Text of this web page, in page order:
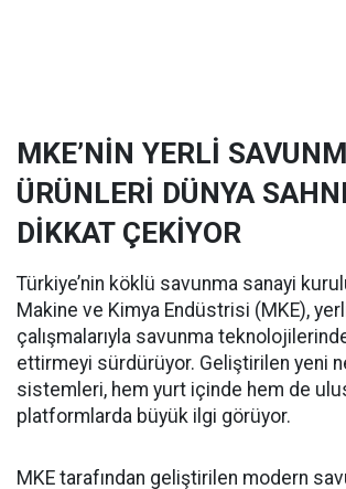
MKE’NİN YERLİ
ÜRÜNLERİ DÜNYA
DİKKAT ÇEKİYOR
Türkiye’nin köklü savunma sanayi
Makine ve Kimya Endüstrisi (MKE),
çalışmalarıyla savunma
ettirmeyi sürdürüyor. Geliştirilen yeni
sistemleri, hem yurt içinde hem de
platformlarda büyük ilgi görüyor.
MKE tarafından geliştirilen modern